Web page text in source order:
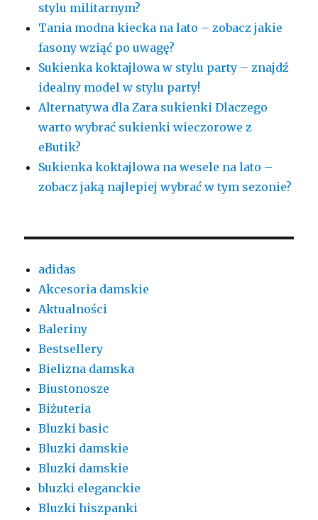
stylu militarnym?
Tania modna kiecka na lato – zobacz jakie
fasony wziąć po uwagę?
Sukienka koktajlowa w stylu party – znajdź
idealny model w stylu party!
Alternatywa dla Zara sukienki Dlaczego
warto wybrać sukienki wieczorowe z
eButik?
Sukienka koktajlowa na wesele na lato –
zobacz jaką najlepiej wybrać w tym sezonie?
adidas
Akcesoria damskie
Aktualności
Baleriny
Bestsellery
Bielizna damska
Biustonosze
Biżuteria
Bluzki basic
Bluzki damskie
Bluzki damskie
bluzki eleganckie
Bluzki hiszpanki